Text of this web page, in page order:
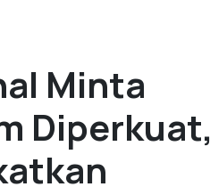
Minta
Diperkuat,